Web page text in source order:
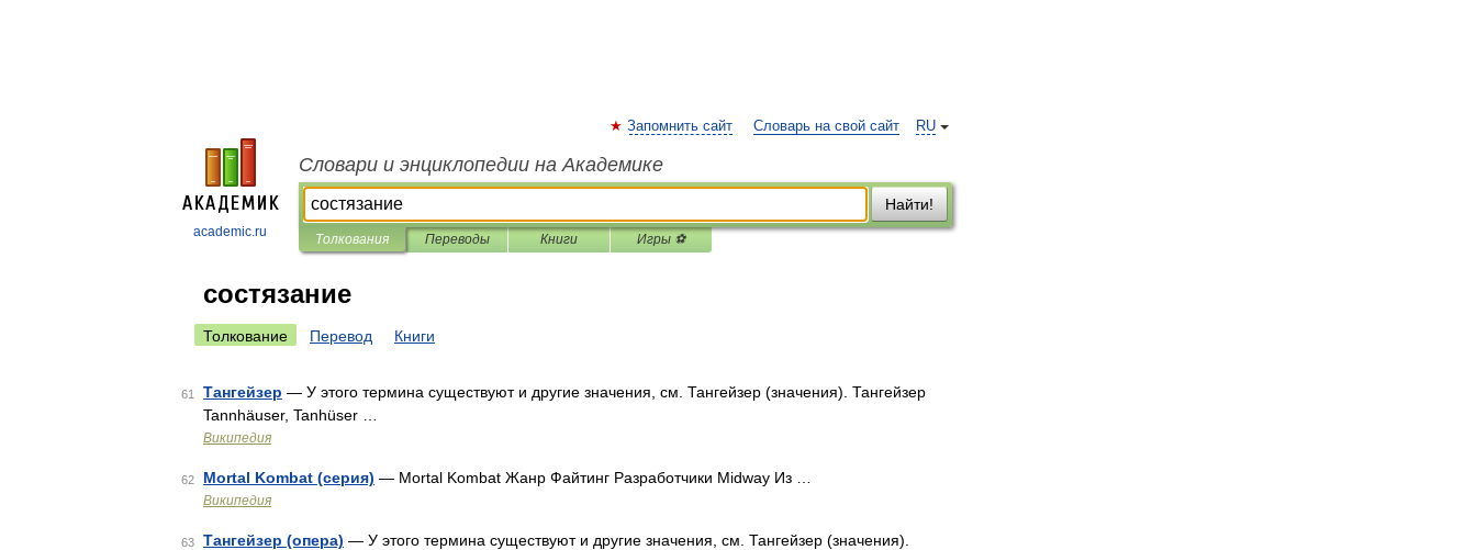
academic.ru
RU
Запомнить сайт Словарь на свой сайт
Словари и энциклопедии на Академике
Найти!
Толкования Переводы Книги Игры ⚽
состязание
Толкование Перевод Книги
61 Тангейзер — У этого термина существуют и другие значения, см. Тангейзер (значения). Тангейзер
Tannhäuser, Tanhüser …
Википедия
62 Mortal Kombat (серия) — Mortal Kombat Жанр Файтинг Разработчики Midway Из …
Википедия
63 Тангейзер (опера) — У этого термина существуют и другие значения, см. Тангейзер (значения).